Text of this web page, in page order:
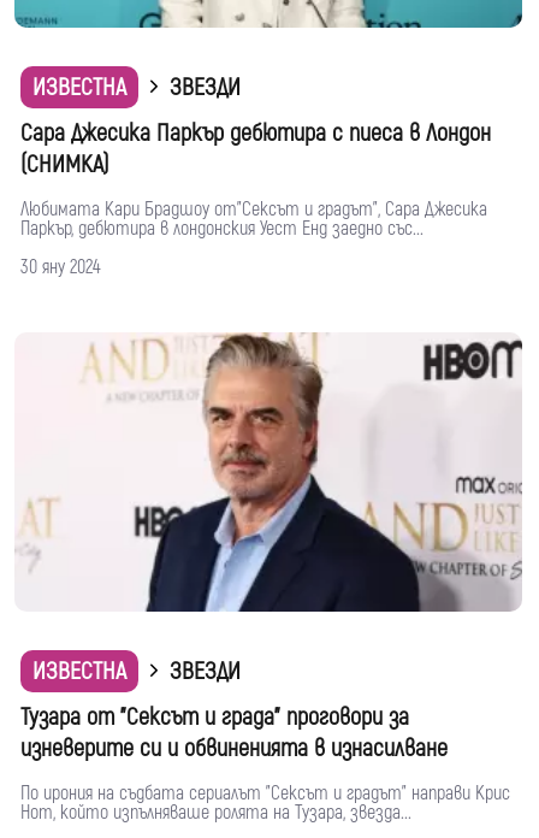
ИЗВЕСТНА
ЗВЕЗДИ
Сара Джесика Паркър дебютира с пиеса в Лондон
(СНИМКА)
Любимата Кари Брадшоу от"Сексът и градът", Сара Джесика
Паркър, дебютира в лондонския Уест Енд заедно със...
30 яну 2024
ИЗВЕСТНА
ЗВЕЗДИ
Тузара от "Сексът и града" проговори за
изневерите си и обвиненията в изнасилване
По ирония на съдбата сериалът "Сексът и градът" направи Крис
Нот, който изпълняваше ролята на Тузара, звезда...